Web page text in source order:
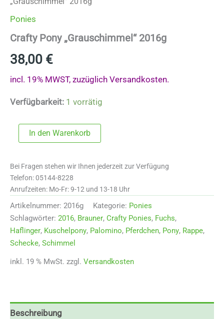
Ponies
Crafty Pony „Grauschimmel“ 2016g
38,00 €
incl. 19% MWST, zuzüglich Versandkosten.
Verfügbarkeit: 1 vorrätig
Menge
In den Warenkorb
Bei Fragen stehen wir Ihnen jederzeit zur Verfügung
Telefon: 05144-8228
Anrufzeiten: Mo-Fr: 9-12 und 13-18 Uhr
Artikelnummer: 2016g Kategorie: Ponies
Schlagwörter: 2016, Brauner, Crafty Ponies, Fuchs,
Haflinger, Kuschelpony, Palomino, Pferdchen, Pony, Rappe,
Schecke, Schimmel
inkl. 19 % MwSt. zzgl. Versandkosten
Beschreibung